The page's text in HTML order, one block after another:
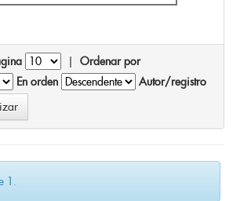
| Ordenar por
En orden
Autor/registro
1.